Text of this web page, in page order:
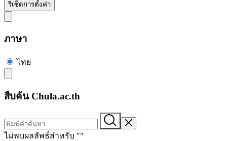
รีเซ็ตการตั้งค่า
ภาษา
ไทย
สืบค้น Chula.ac.th
ไม่พบผลลัพธ์สำหรับ ""